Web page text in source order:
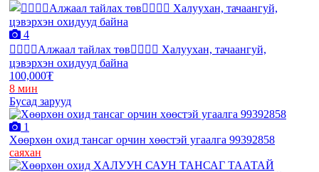
4
❤️‍🔥❤️‍🔥Алжаал тайлах төв❤️‍🔥❤️‍🔥 Халуухан, тачаангуй,
цэвэрхэн охидууд байна
100,000₮
8 мин
Бусад зарууд
1
Хөөрхөн охид тансаг орчин хөөстэй угаалга 99392858
саяхан